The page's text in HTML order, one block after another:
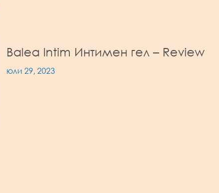
Balea Intim Интимен гел – Review
юли 29, 2023